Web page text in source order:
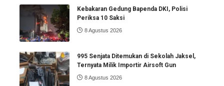
Kebakaran Gedung Bapenda DKI, Polisi
Periksa 10 Saksi
8 Agustus 2026
995 Senjata Ditemukan di Sekolah Jaksel,
Ternyata Milik Importir Airsoft Gun
8 Agustus 2026